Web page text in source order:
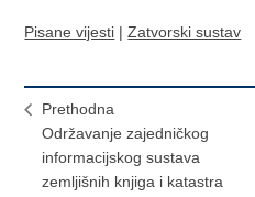
Pisane vijesti |Zatvorski sustav
Prethodna
Održavanje zajedničkog
informacijskog sustava
zemljišnih knjiga i katastra